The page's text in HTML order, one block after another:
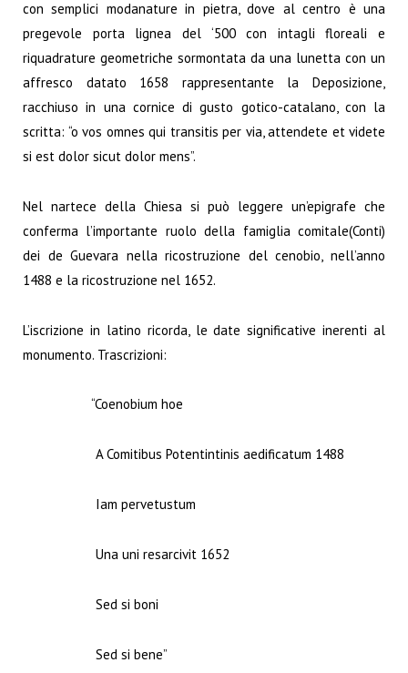
con semplici modanature in pietra, dove al centro è una
pregevole porta lignea del ‘500 con intagli floreali e
riquadrature geometriche sormontata da una lunetta con un
affresco datato 1658 rappresentante la Deposizione,
racchiuso in una cornice di gusto gotico-catalano, con la
scritta: “o vos omnes qui transitis per via, attendete et videte
si est dolor sicut dolor mens”.
Nel nartece della Chiesa si può leggere un’epigrafe che
conferma l’importante ruolo della famiglia comitale(Conti)
dei de Guevara nella ricostruzione del cenobio, nell’anno
1488 e la ricostruzione nel 1652.
L’iscrizione in latino ricorda, le date significative inerenti al
monumento. Trascrizioni:
“Coenobium hoe
A Comitibus Potentintinis aedificatum 1488
Iam pervetustum
Una uni resarcivit 1652
Sed si boni
Sed si bene”